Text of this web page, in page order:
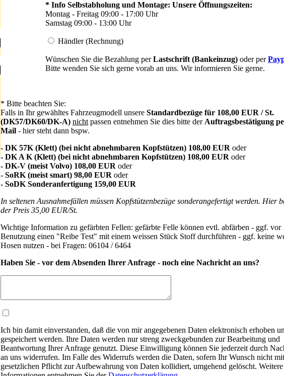
* Info Selbstabholung und Montage: Unsere Öffnungszeiten:
Montag - Freitag 09:00 - 17:00 Uhr
Samstag 09:00 - 13:00 Uhr
Händler (Rechnung)
Wünschen Sie die Bezahlung perLastschrift (Bankeinzug) oder per
Bitte wenden Sie sich gerne vorab an uns. Wir informieren Sie gerne.
* Bitte beachten Sie:
Falls in Ihr gewähltes Fahrzeugmodell unsere Standardbezüge für 108,00 EUR / St.
(DK57/DK60/DK-A) nicht passen entnehmen Sie dies bitte der Auftragsbestätigung
Mail - hier steht dann bspw.
- DK 57K (Klett) (bei nicht abnehmbaren Kopfstützen) 108,00 EUR oder
- DK A K (Klett) (bei nicht abnehmbaren Kopfstützen) 108,00 EUR oder
- DK-V (meist Volvo) 108,00 EUR oder
- SoRK (meist smart) 98,00 EUR oder
- SoDK Sonderanfertigung 159,00 EUR
In seltenen Ausnahmefällen müssen Kopfstützenbezüge sonderangefertigt werden. Hier
der Preis 35,00 EUR/St.
Wichtige Information zu gefärbten Fellen: gefärbte Felle können evtl. abfärben - ggf. vor
Benutzung einen "Reibe Test" mit einem weissen Stück Stoff durchführen - ggf. keine
Hosen nutzen - bei Fragen: 06104 / 6464
Haben Sie - vor dem Absenden Ihrer Anfrage - noch eine Nachricht an uns?
Ich bin damit einverstanden, daß die von mir angegebenen Daten elektronisch erhoben
gespeichert werden. Ihre Daten werden nur streng zweckgebunden zur Bearbeitung und
Beantwortung Ihrer Anfrage genutzt. Diese Einwilligung können Sie jederzeit durch
an uns widerrufen. Im Falle des Widerrufs werden die Daten, sofern Ihr Wunsch nicht
gesetzlichen Pflicht zur Aufbewahrung von Daten kollidiert, umgehend gelöscht. Weitere